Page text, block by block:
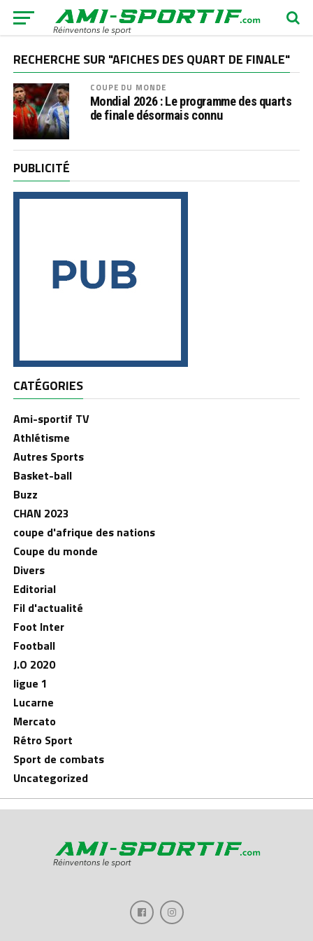
RECHERCHE SUR "AFICHES DES QUART DE FINALE"
COUPE DU MONDE
Mondial 2026 : Le programme des quarts
de finale désormais connu
PUBLICITÉ
CATÉGORIES
Ami-sportif TV
Athlétisme
Autres Sports
Basket-ball
Buzz
CHAN 2023
coupe d'afrique des nations
Coupe du monde
Divers
Editorial
Fil d'actualité
Foot Inter
Football
J.O 2020
ligue 1
Lucarne
Mercato
Rétro Sport
Sport de combats
Uncategorized